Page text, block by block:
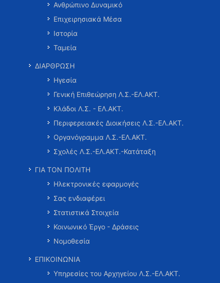
Ανθρώπινο Δυναμικό
Επιχειρησιακά Μέσα
Ιστορία
Ταμεία
ΔΙΑΡΘΡΩΣΗ
Ηγεσία
Γενική Επιθεώρηση Λ.Σ.-ΕΛ.ΑΚΤ.
Κλάδοι Λ.Σ. - ΕΛ.ΑΚΤ.
Περιφερειακές Διοικήσεις Λ.Σ.-ΕΛ.ΑΚΤ.
Οργανόγραμμα Λ.Σ.-ΕΛ.ΑΚΤ.
Σχολές Λ.Σ.-ΕΛ.ΑΚΤ.-Κατάταξη
ΓΙΑ ΤΟΝ ΠΟΛΙΤΗ
Ηλεκτρονικές εφαρμογές
Σας ενδιαφέρει
Στατιστικά Στοιχεία
Κοινωνικό Έργο - Δράσεις
Νομοθεσία
ΕΠΙΚΟΙΝΩΝΙΑ
Υπηρεσίες του Αρχηγείου Λ.Σ.-ΕΛ.ΑΚΤ.